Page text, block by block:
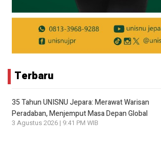
Terbaru
35 Tahun UNISNU Jepara: Merawat Warisan
Peradaban, Menjemput Masa Depan Global
3 Agustus 2026 | 9:41 PM WIB